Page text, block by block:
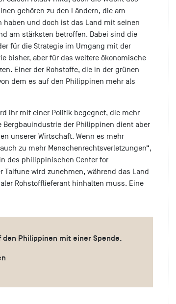
gehören zu den Ländern, die am
und doch ist das Land mit seinen
am stärksten betroffen. Dabei sind die
für die Strategie im Umgang mit der
bisher, aber für das weitere ökonomische
Einer der Rohstoffe, die in der grünen
dem es auf den Philippinen mehr als
ihr mit einer Politik begegnet, die mehr
der Philippinen dient aber
unserer Wirtschaft. Wenn es mehr
zu mehr Menschenrechtsverletzungen“,
des philippinischen Center for
Taifune wird zunehmen, während das Land
Rohstofflieferant hinhalten muss. Eine
Philippinen mit einer Spende.